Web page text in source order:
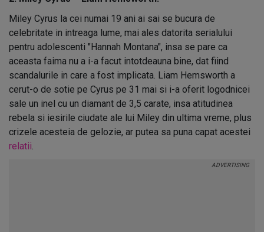
Miley Cyrus la cei numai 19 ani ai sai se bucura de
celebritate in intreaga lume, mai ales datorita serialului
pentru adolescenti "Hannah Montana", insa se pare ca
aceasta faima nu a i-a facut intotdeauna bine, dat fiind
scandalurile in care a fost implicata. Liam Hemsworth a
cerut-o de sotie pe Cyrus pe 31 mai si i-a oferit logodnicei
sale un inel cu un diamant de 3,5 carate, insa atitudinea
rebela si iesirile ciudate ale lui Miley din ultima vreme, plus
crizele acesteia de gelozie, ar putea sa puna capat acestei
relatii.